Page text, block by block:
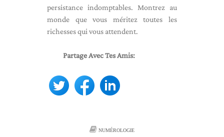
persistance indomptables. Montrez au
monde que vous méritez toutes les
richesses qui vous attendent.
Partage Avec Tes Amis:
NUMÉROLOGIE